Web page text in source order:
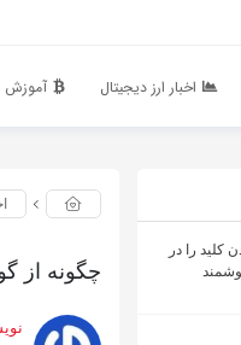
اخبار ارز دیجیتال آموزش
را در
چگونه از